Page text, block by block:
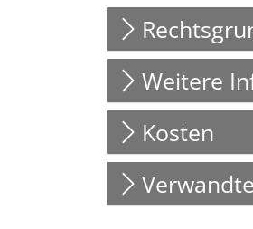
Beschreibung
Weitere
Kosten